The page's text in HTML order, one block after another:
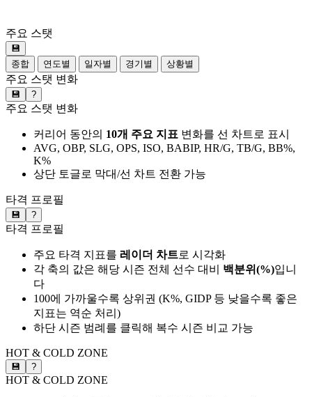
주요 스탯
💾
종합
연도별 일자별 경기별 상황별
주요 스탯 변화
💾 ?
주요 스탯 변화
커리어 동안의 10개 주요 지표 변화를 선 차트로 표시
AVG, OBP, SLG, OPS, ISO, BABIP, HR/G, TB/G, BB%,
K%
상단 토글로 막대/선 차트 전환 가능
타격 프로필
💾 ?
타격 프로필
주요 타격 지표를 레이더 차트로 시각화
각 축의 값은 해당 시즌 전체 선수 대비 백분위(%)입니
다
100에 가까울수록 상위권 (K%, GIDP 등 낮을수록 좋은
지표는 역순 처리)
하단 시즌 범례를 클릭해 복수 시즌 비교 가능
HOT & COLD ZONE
💾 ?
HOT & COLD ZONE